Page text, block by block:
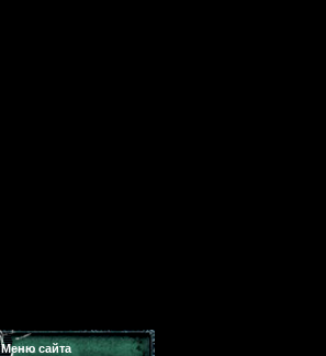
Меню сайта